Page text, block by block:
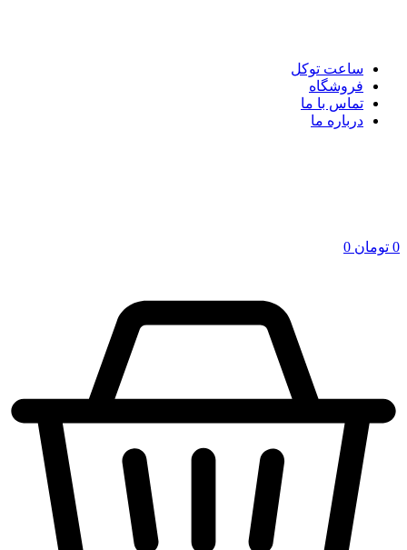
ساعت توکل
فروشگاه
تماس با ما
درباره ما
0 تومان 0